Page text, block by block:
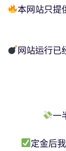
本网站只提
网站运行已
一
定金后